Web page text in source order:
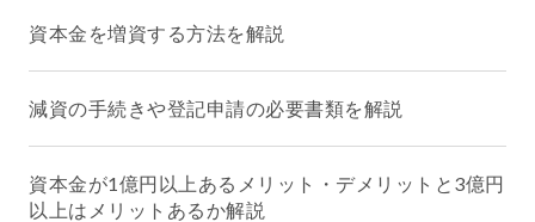
資本金を増資する方法を解説
減資の手続きや登記申請の必要書類を解説
資本金が1億円以上あるメリット・デメリットと3億円
以上はメリットあるか解説